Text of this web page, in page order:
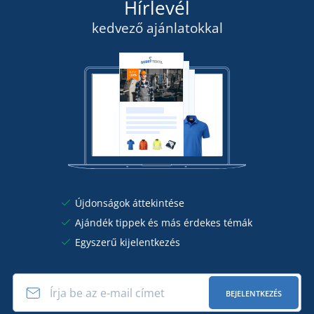
RÉSZLETEK
Hírlevél
kedvező ajánlatokkal
Újdonságok áttekintése
Ajándék tippek és más érdekes témák
Egyszerű kijelentkezés
BEJELENTKEZÉS